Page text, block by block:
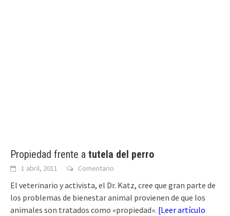
Propiedad frente a tutela del perro
1 abril, 2011 Comentario
El veterinario y activista, el Dr. Katz, cree que gran parte de
los problemas de bienestar animal provienen de que los
animales son tratados como «propiedad». [Leer artículo